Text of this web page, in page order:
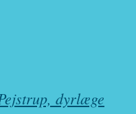
dyrlæge